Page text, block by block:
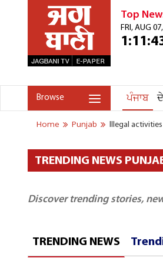
Top
FRI, AUG
Browse ਪੰਜਾਬ
Home Punjab Illegal activities
TRENDING NEWS
Discover trending stories,
TRENDING NEWS